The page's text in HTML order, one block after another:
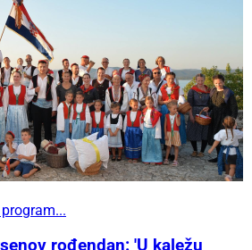
rođendan: 'U kaležu